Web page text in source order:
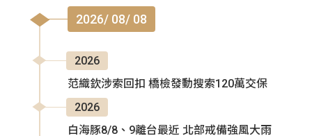
2026/ 08/ 08
2026
范織欽涉索回扣 橋檢發動搜索120萬交保
2026
白海豚8/8、9離台最近 北部戒備強風大雨